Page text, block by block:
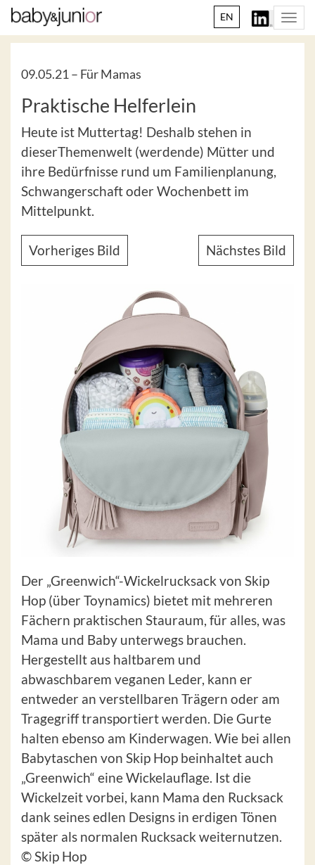
EN
09.05.21 – Für Mamas
Praktische Helferlein
Heute ist Muttertag! Deshalb stehen in
dieserThemenwelt (werdende) Mütter und
ihre Bedürfnisse rund um Familienplanung,
Schwangerschaft oder Wochenbett im
Mittelpunkt.
Vorheriges Bild Nächstes Bild
Der „Greenwich“-Wickelrucksack von Skip
Hop (über Toynamics) bietet mit mehreren
Fächern praktischen Stauraum, für alles, was
Mama und Baby unterwegs brauchen.
Hergestellt aus haltbarem und
abwaschbarem veganen Leder, kann er
entweder an verstellbaren Trägern oder am
Tragegriff transportiert werden. Die Gurte
halten ebenso am Kinderwagen. Wie bei allen
Babytaschen von Skip Hop beinhaltet auch
„Greenwich“ eine Wickelauflage. Ist die
Wickelzeit vorbei, kann Mama den Rucksack
dank seines edlen Designs in erdigen Tönen
später als normalen Rucksack weiternutzen.
© Skip Hop